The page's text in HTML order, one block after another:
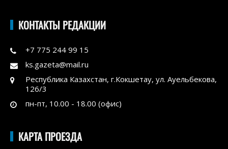
КОНТАКТЫ РЕДАКЦИИ
+7 775 244 99 15
ks.gazeta@mail.ru
Республика Казахстан, г.Кокшетау, ул. Ауельбекова,
126/3
пн-пт, 10.00 - 18.00 (офис)
КАРТА ПРОЕЗДА